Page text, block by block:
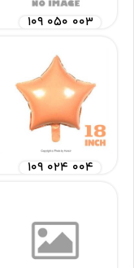
۱۰۹ ۰۵۰ ۰۰۳
۱۰۹ ۰۲۴ ۰۰۴